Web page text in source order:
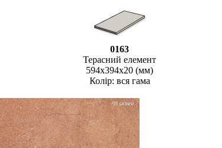
0163
Терасний елемент
594х394х20 (мм)
Колір: вся гама